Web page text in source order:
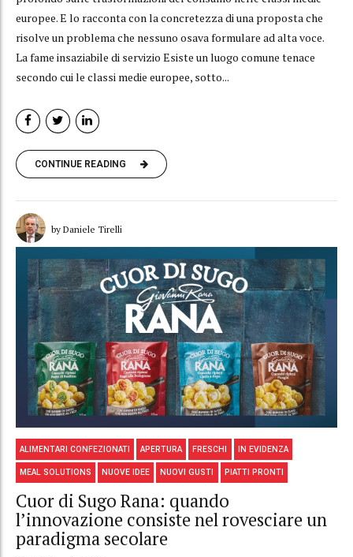
europee. E lo racconta con la concretezza di una proposta che
risolve un problema che nessuno osava formulare ad alta voce.
La fame insaziabile di servizio Esiste un luogo comune tenace
secondo cui le classi medie europee, sotto...
CONTINUE READING
by Daniele Tirelli
ALIMENTARI CONFEZIONATI APERTURA FRESCHI IN EVIDENZA
MEAL SOLUTIONS NUOVE IDEE NUOVI GUSTI PIATTI PRONTI
Cuor di Sugo Rana: quando
l’innovazione consiste nel rovesciare un
paradigma secolare